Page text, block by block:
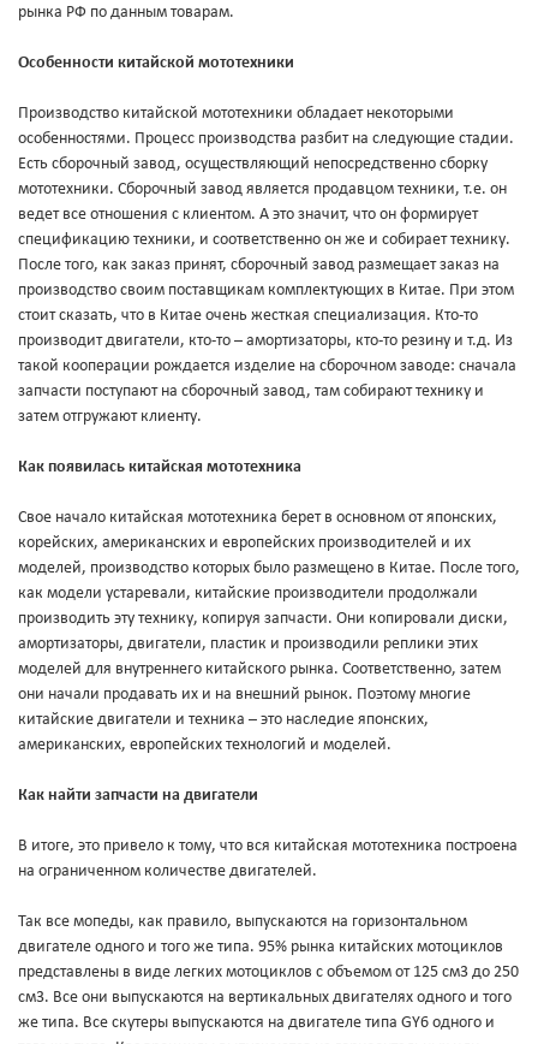
рынка РФ по данным товарам.
Особенности китайской мототехники
Производство китайской мототехники обладает некоторыми
особенностями. Процесс производства разбит на следующие стадии.
Есть сборочный завод, осуществляющий непосредственно сборку
мототехники. Сборочный завод является продавцом техники, т.е. он
ведет все отношения с клиентом. А это значит, что он формирует
спецификацию техники, и соответственно он же и собирает технику.
После того, как заказ принят, сборочный завод размещает заказ на
производство своим поставщикам комплектующих в Китае. При этом
стоит сказать, что в Китае очень жесткая специализация. Кто-то
производит двигатели, кто-то – амортизаторы, кто-то резину и т.д. Из
такой кооперации рождается изделие на сборочном заводе: сначала
запчасти поступают на сборочный завод, там собирают технику и
затем отгружают клиенту.
Как появилась китайская мототехника
Свое начало китайская мототехника берет в основном от японских,
корейских, американских и европейских производителей и их
моделей, производство которых было размещено в Китае. После того,
как модели устаревали, китайские производители продолжали
производить эту технику, копируя запчасти. Они копировали диски,
амортизаторы, двигатели, пластик и производили реплики этих
моделей для внутреннего китайского рынка. Соответственно, затем
они начали продавать их и на внешний рынок. Поэтому многие
китайские двигатели и техника – это наследие японских,
американских, европейских технологий и моделей.
Как найти запчасти на двигатели
В итоге, это привело к тому, что вся китайская мототехника построена
на ограниченном количестве двигателей.
Так все мопеды, как правило, выпускаются на горизонтальном
двигателе одного и того же типа. 95% рынка китайских мотоциклов
представлены в виде легких мотоциклов с объемом от 125 см3 до 250
см3. Все они выпускаются на вертикальных двигателях одного и того
же типа. Все скутеры выпускаются на двигателе типа GY6 одного и